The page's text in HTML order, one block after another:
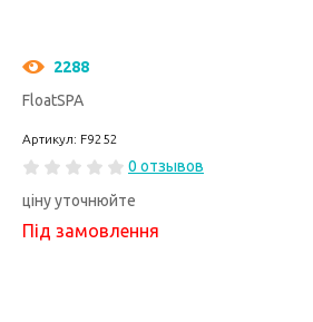
2288
FloatSPA
Артикул: F9252
0 отзывов
ціну уточнюйте
Під замовлення